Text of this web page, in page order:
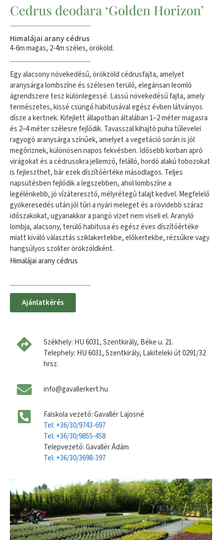
Cedrus deodara ‘Golden Horizon’
Himalájai arany cédrus
4-6m magas, 2-4m széles, örököld.
Egy alacsony növekedésű, örökzöld cédrusfajta, amelyet
aranysárga lombszíne és szélesen terülő, elegánsan leomló
ágrendszere tesz különlegessé. Lassú növekedésű fajta, amely
természetes, kissé csüngő habitusával egész évben látványos
dísze a kertnek. Kifejlett állapotban általában 1–2 méter magasra
és 2–4 méter szélesre fejlődik. Tavasszal kihajtó puha tűlevelei
ragyogó aranysárga színűek, amelyet a vegetáció során is jól
megőriznek, különösen napos fekvésben. Idősebb korban apró
virágokat és a cédrusokra jellemző, felálló, hordó alakú tobozokat
is fejleszthet, bár ezek díszítőértéke másodlagos. Teljes
napsütésben fejlődik a legszebben, ahol lombszíne a
legélénkebb, jó vízáteresztő, mélyrétegű talajt kedvel. Megfelelő
gyökeresedés után jól tűri a nyári meleget és a rövidebb száraz
időszakokat, ugyanakkor a pangó vizet nem viseli el. Aranyló
lombja, alacsony, terülő habitusa és egész éves díszítőértéke
miatt kiváló választás sziklakertekbe, előkertekbe, rézsűkre vagy
hangsúlyos szoliter örökzöldként.
Himalájai arany cédrus
Ajánlatkérés
Székhely: HU 6031, Szentkirály, Béke u. 21.
Telephely: HU 6031, Szentkirály, Lakiteleki út 0291/32
hrsz.
info@gavallerkert.hu
Faiskola vezető: Gavallér Lajosné
Tel: +36/30/9743-697
Tel: +36/30/9855-458
Telepvezető: Gavallér Ádám
Tel: +36/30/3698-397